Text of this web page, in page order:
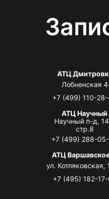
АТЦ
Лобненская 4
+7 (499) 110-
АТЦ Научный
Научный п-д,
стр.8
+7 (499) 288-
АТЦ
ул. Котляковская,
+7 (495) 182-